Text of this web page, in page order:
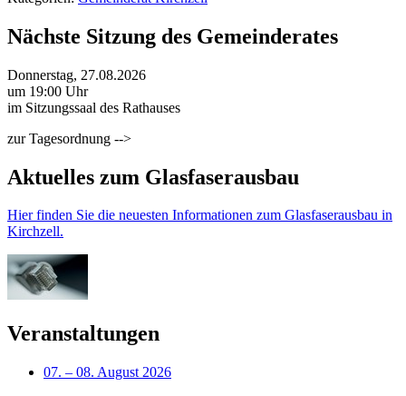
Nächste Sitzung des Gemeinderates
Donnerstag, 27.08.2026
um 19:00 Uhr
im Sitzungssaal des Rathauses
zur Tagesordnung -->
Aktuelles zum Glasfaserausbau
Hier finden Sie die neuesten Informationen zum Glasfaserausbau in
Kirchzell.
Veranstaltungen
07. – 08. August 2026